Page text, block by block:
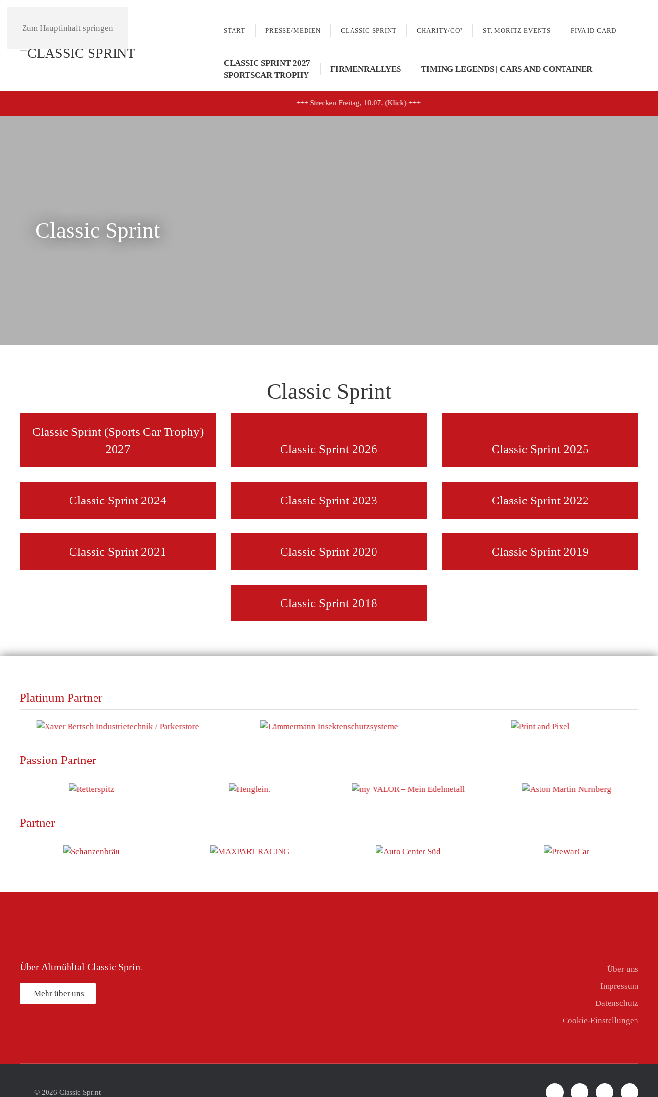
Zum Hauptinhalt springen START PRESSE/MEDIEN CLASSIC SPRINT CHARITY/CO² ST. MORITZ EVENTS FIVA ID CARD
CLASSIC SPRINT 2027
SPORTSCAR TROPHY
FIRMENRALLYES TIMING LEGENDS | CARS AND CONTAINER
+++ Strecken Freitag, 10.07. (Klick) +++
Classic Sprint
Classic Sprint
Classic Sprint (Sports Car Trophy)
2027
Classic Sprint 2026 Classic Sprint 2025
Classic Sprint 2024 Classic Sprint 2023 Classic Sprint 2022
Classic Sprint 2021 Classic Sprint 2020 Classic Sprint 2019
Classic Sprint 2018
Platinum Partner
Passion Partner
Partner
Über Altmühltal Classic Sprint
Mehr über uns
Über uns
Impressum
Datenschutz
Cookie-Einstellungen
© 2026 Classic Sprint